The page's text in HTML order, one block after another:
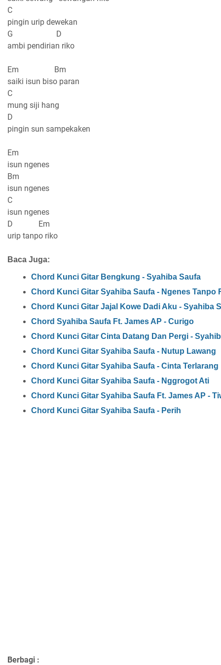
C
pingin urip dewekan
G D
ambi pendirian riko
Em Bm
saiki isun biso paran
C
mung siji hang
D
pingin sun sampekaken
Em
isun ngenes
Bm
isun ngenes
C
isun ngenes
D Em
urip tanpo riko
Baca Juga:
Chord Kunci Gitar Bengkung - Syahiba Saufa
Chord Kunci Gitar Syahiba Saufa - Ngenes Tanpo
Chord Kunci Gitar Jajal Kowe Dadi Aku - Syahiba
Chord Syahiba Saufa Ft. James AP - Curigo
Chord Kunci Gitar Cinta Datang Dan Pergi -
Chord Kunci Gitar Syahiba Saufa - Nutup Lawang
Chord Kunci Gitar Syahiba Saufa - Cinta Terlarang
Chord Kunci Gitar Syahiba Saufa - Nggrogot Ati
Chord Kunci Gitar Syahiba Saufa Ft. James AP -
Chord Kunci Gitar Syahiba Saufa - Perih
Berbagi :